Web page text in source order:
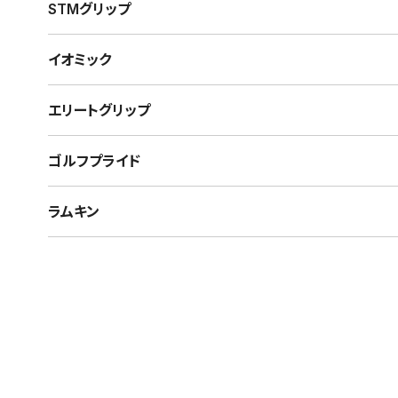
STMグリップ
イオミック
エリートグリップ
ゴルフプライド
ラムキン